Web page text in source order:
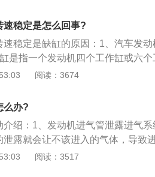
油器之间的油管部分堵塞，导致
气就会变稀，发动机动力输出变弱
的的怠速运行大都是由怠速控制
、节气门开关等信号，会对怠速控
的稳定。一旦出现故障，就会使
速稳定是怎么回事?
稳定是缺缸的原因：1、汽车发
是指一个发动机四个工作缸或六
致发动机运转动力输出不平稳，
发动机运转明显不稳，更加抖动
断缸前照旧，说明这个缸就是不工
阅读：3674
么办?
绍：1、发动机进气管泄露进气
露就会让不该进入的气体，导致
终导致发动机出现间歇性抖动或
阅读：3517